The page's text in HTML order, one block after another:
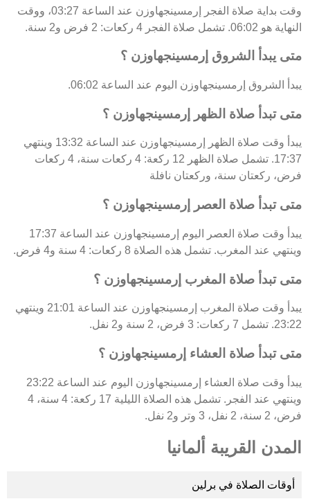
وقت بداية صلاة الفجر إرمسينجهاوزن عند الساعة 03:27، ووقت
النهاية هو 06:02. تشمل صلاة الفجر 4 ركعات: 2 فرض و2 سنة.
متى يبدأ الشروق إرمسينجهاوزن ؟
يبدأ الشروق إرمسينجهاوزن اليوم عند الساعة 06:02.
متى تبدأ صلاة الظهر إرمسينجهاوزن ؟
يبدأ وقت صلاة الظهر إرمسينجهاوزن عند الساعة 13:32 وينتهي
17:37. تشمل صلاة الظهر 12 ركعة: 4 ركعات سنة، 4 ركعات
فرض، ركعتان سنة، وركعتان نافلة
متى تبدأ صلاة العصر إرمسينجهاوزن ؟
يبدأ وقت صلاة العصر اليوم إرمسينجهاوزن عند الساعة 17:37
وينتهي عند المغرب. تشمل هذه الصلاة 8 ركعات: 4 سنة و4 فرض.
متى تبدأ صلاة المغرب إرمسينجهاوزن ؟
يبدأ وقت صلاة المغرب إرمسينجهاوزن عند الساعة 21:01 وينتهي
23:22. تشمل 7 ركعات: 3 فرض، 2 سنة و2 نفل.
متى تبدأ صلاة العشاء إرمسينجهاوزن ؟
يبدأ وقت صلاة العشاء إرمسينجهاوزن اليوم عند الساعة 23:22
وينتهي عند الفجر. تشمل هذه الصلاة الليلية 17 ركعة: 4 سنة، 4
فرض، 2 سنة، 2 نفل، 3 وتر و2 نفل.
المدن القريبة ألمانيا
أوقات الصلاة في برلين